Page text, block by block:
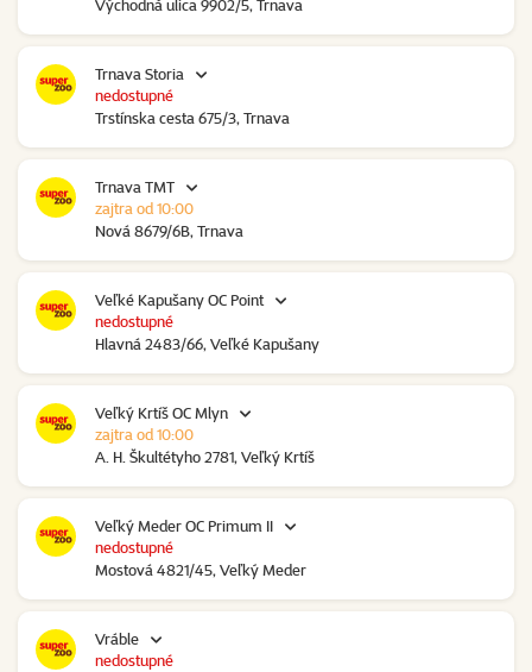
Východná ulica 9902/5, Trnava
Trnava Storia
Trstínska cesta 675/3, Trnava
nedostupné
Trnava TMT
Nová 8679/6B, Trnava
zajtra od 10:00
Veľké Kapušany OC Point
Hlavná 2483/66, Veľké Kapušany
nedostupné
Veľký Krtíš OC Mlyn
A. H. Škultétyho 2781, Veľký Krtíš
zajtra od 10:00
Veľký Meder OC Primum II
Mostová 4821/45, Veľký Meder
nedostupné
Vráble
nedostupné